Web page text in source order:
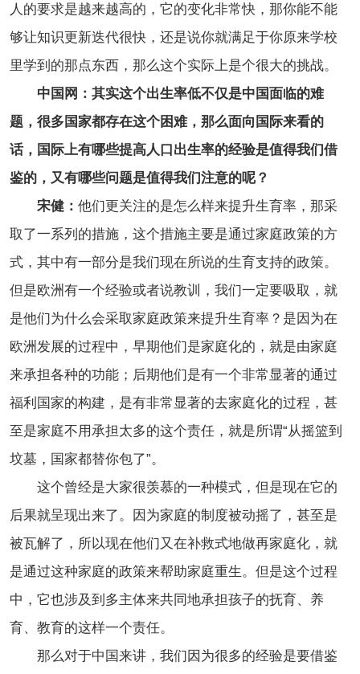
人的要求是越来越高的，它的变化非常快，那你能不能
够让知识更新迭代很快，还是说你就满足于你原来学校
里学到的那点东西，那么这个实际上是个很大的挑战。
中国网： 其实这个出生率低不仅是中国面临的难
题，很多国家都存在这个困难，那么面向国际来看的
话，国际上有哪些提高人口出生率的经验是值得我们借
鉴的，又有哪些问题是值得我们注意的呢？
宋健： 他们更关注的是怎么样来提升生育率，那采
取了一系列的措施，这个措施主要是通过家庭政策的方
式，其中有一部分是我们现在所说的生育支持的政策。
但是欧洲有一个经验或者说教训，我们一定要吸取，就
是他们为什么会采取家庭政策来提升生育率？是因为在
欧洲发展的过程中，早期他们是家庭化的，就是由家庭
来承担各种的功能；后期他们是有一个非常显著的通过
福利国家的构建，是有非常显著的去家庭化的过程，甚
至是家庭不用承担太多的这个责任，就是所谓“从摇篮到
坟墓，国家都替你包了”。
这个曾经是大家很羡慕的一种模式，但是现在它的
后果就呈现出来了。因为家庭的制度被动摇了，甚至是
被瓦解了，所以现在他们又在补救式地做再家庭化，就
是通过这种家庭的政策来帮助家庭重生。但是这个过程
中，它也涉及到多主体来共同地承担孩子的抚育、养
育、教育的这样一个责任。
那么对于中国来讲，我们因为很多的经验是要借鉴